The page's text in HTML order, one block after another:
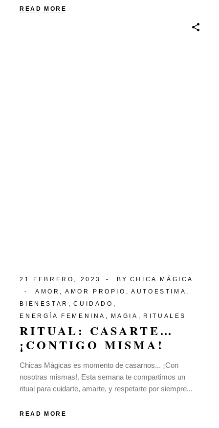
READ MORE
21 FEBRERO, 2023 BY CHICA MÁGICA
AMOR
AMOR PROPIO
AUTOESTIMA
BIENESTAR
CUIDADO
ENERGÍA FEMENINA
MAGIA RITUALES
RITUAL: CASARTE…
¡CONTIGO MISMA!
Chicas Mágicas es momento de casarnos... ¡Con
nosotras mismas!. Esta semana te compartimos un
ritual para cuidarte, amarte, y respetarte por siempre...
READ MORE